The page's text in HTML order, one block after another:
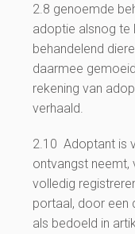
2.8 genoemde
adoptie alsnog te
behandelend
daarmee
rekening van
verhaald.
2.10 Adoptant is
ontvangst neemt,
volledig
portaal, door een
als bedoeld in